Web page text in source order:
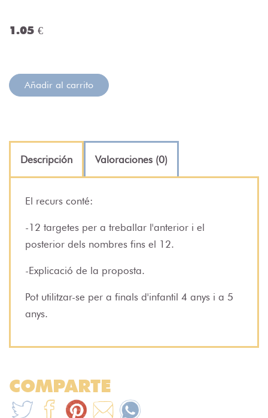
1.05 €
Añadir al carrito
Descripción Valoraciones (0)
El recurs conté:
-12 targetes per a treballar l'anterior i el
posterior dels nombres fins el 12.
-Explicació de la proposta.
Pot utilitzar-se per a finals d'infantil 4 anys i a 5
anys.
COMPARTE